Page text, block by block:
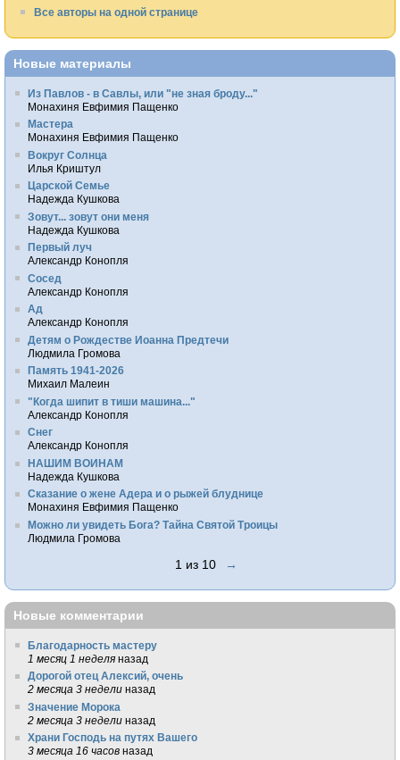
Все авторы на одной странице
Новые материалы
Из Павлов - в Савлы, или "не зная броду..."
Монахиня Евфимия Пащенко
Мастера
Монахиня Евфимия Пащенко
Вокруг Солнца
Илья Криштул
Царской Семье
Надежда Кушкова
Зовут... зовут они меня
Надежда Кушкова
Первый луч
Александр Конопля
Сосед
Александр Конопля
Ад
Александр Конопля
Детям о Рождестве Иоанна Предтечи
Людмила Громова
Память 1941-2026
Михаил Малеин
"Когда шипит в тиши машина..."
Александр Конопля
Снег
Александр Конопля
НАШИМ ВОИНАМ
Надежда Кушкова
Сказание о жене Адера и о рыжей блуднице
Монахиня Евфимия Пащенко
Можно ли увидеть Бога? Тайна Святой Троицы
Людмила Громова
1 из 10 →
Новые комментарии
Благодарность мастеру
1 месяц 1 неделя назад
Дорогой отец Алексий, очень
2 месяца 3 недели назад
Значение Морока
2 месяца 3 недели назад
Храни Господь на путях Вашего
3 месяца 16 часов назад